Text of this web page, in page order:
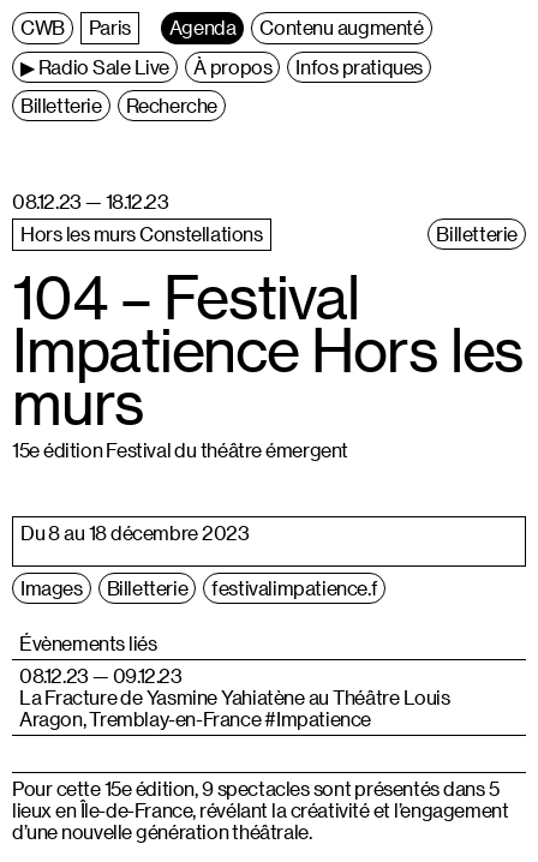
Centre
Wallonie
Bruxelles
Paris Agenda
Contenu augmenté
▶ Radio Sale Live
À propos
Infos pratiques
Billetterie
Recherche
08.12.23 — 18.12.23
Hors les murs Constellations
Billetterie
104 – Festival
Impatience Hors les
murs
15e édition Festival du théâtre émergent
Du 8 au 18 décembre 2023
Images Billetterie festivalimpatience.f
Évènements liés
08.12.23 — 09.12.23
La Fracture de Yasmine Yahiatène au Théâtre Louis
Aragon, Tremblay-en-France #Impatience
Pour cette 15e édition, 9 spectacles sont présentés dans 5
lieux en Île-de-France, révélant la créativité et l’engagement
d’une nouvelle génération théâtrale.